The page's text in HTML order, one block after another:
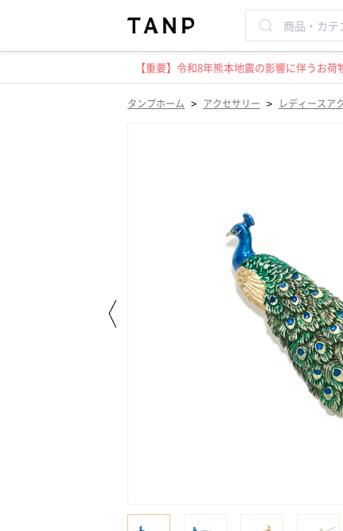
【重要】令和8年熊本地震の影響に伴うお
タンプホーム > アクセサリー > レディースア